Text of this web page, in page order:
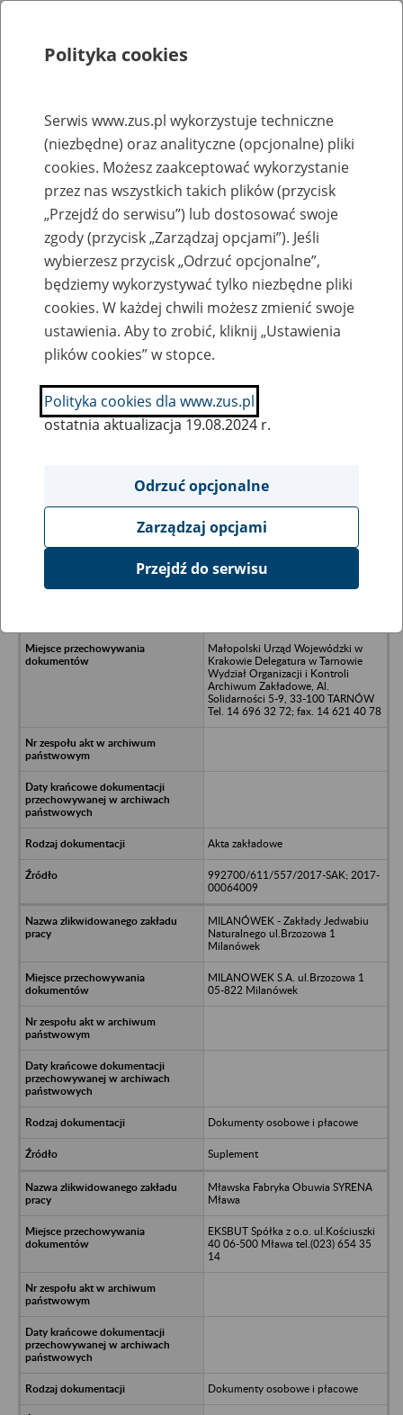
Rejestry, ewidencje i archiwa
Baza zlikwidowanych lub
przekształconych zakładów pracy
Nazwa zakładu pracy:
SZUKAJ
Ukryj wszystkie pozycje bazy
Krakowskie Przeds. Eksportu Usług i
Małopolski Urząd Wojewódzki w
Krakowie Delegatura w Tarnowie
Wydział Organizacji i Kontroli
Archiwum Zakładowe, Al.
Solidarności 5-9, 33-100 TARNÓW
Tel. 14 696 32 72; fax. 14 621 40 78
Akta zakładowe
992700/611/557/2017-SAK; 2017-
00064009
MILANÓWEK - Zakłady Jedwabiu
Naturalnego ul.Brzozowa 1
Milanówek
MILANOWEK S.A. ul.Brzozowa 1
05-822 Milanówek
Dokumenty osobowe i płacowe
Suplement
Mławska Fabryka Obuwia SYRENA
Mława
EKSBUT Spółka z o.o. ul.Kościuszki
40 06-500 Mława tel.(023) 654 35
14
Dokumenty osobowe i płacowe
Polityka cookies
Serwis www.zus.pl wykorzystuje techniczne
(niezbędne) oraz analityczne (opcjonalne) pliki
cookies. Możesz zaakceptować wykorzystanie
przez nas wszystkich takich plików (przycisk
„Przejdź do serwisu”) lub dostosować swoje
zgody (przycisk „Zarządzaj opcjami”). Jeśli
wybierzesz przycisk „Odrzuć opcjonalne”,
będziemy wykorzystywać tylko niezbędne pliki
cookies. W każdej chwili możesz zmienić swoje
ustawienia. Aby to zrobić, kliknij „Ustawienia
plików cookies” w stopce.
Polityka cookies dla www.zus.pl
ostatnia aktualizacja 19.08.2024 r.
Odrzuć opcjonalne
Zarządzaj opcjami
Przejdź do serwisu